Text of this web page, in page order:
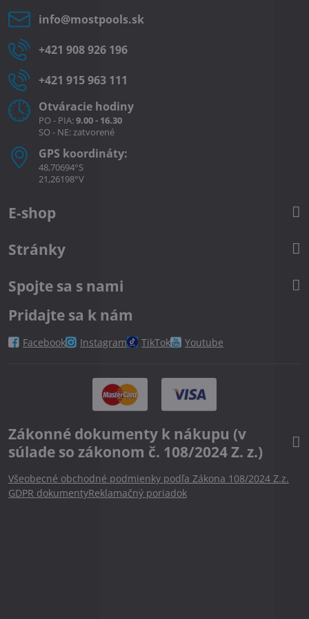
info​@mostpools​.sk
+421 908 926 196
+421 915 963 111
Otváracie hodiny
PO - PIA:9.00 - 16.30
SO - NE: zatvorené
GPS koordináty:
48,70694°S
21,26198°V
E-shop
Stránky
Spojte sa s nami
Pridajte sa k nám
Facebook Instagram TikTok Youtube
Zákonné dokumenty k nákupu (v
súlade so zákonom č. 108/2024 Z. z.)
Všeobecné obchodné podmienky podľa Zákona 108/2024 Z.z.
GDPR dokumentyReklamačný poriadok